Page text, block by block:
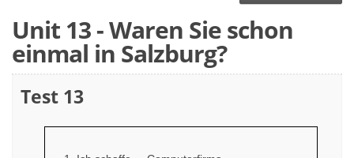
Unit 13 - Waren Sie schon
einmal in Salzburg?
Test 13